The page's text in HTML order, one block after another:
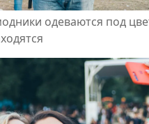
одеваются под